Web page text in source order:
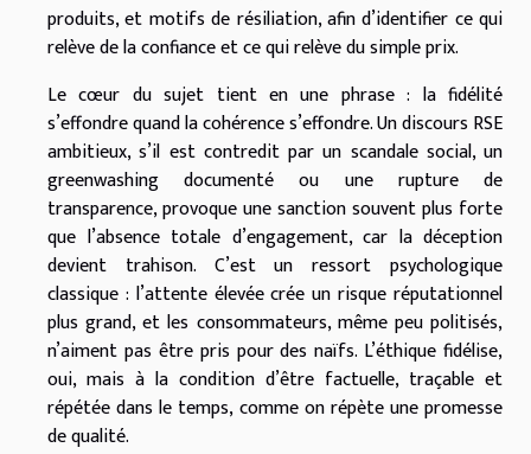
produits, et motifs de résiliation, afin d’identifier ce qui
relève de la confiance et ce qui relève du simple prix.
Le cœur du sujet tient en une phrase : la fidélité
s’effondre quand la cohérence s’effondre. Un discours RSE
ambitieux, s’il est contredit par un scandale social, un
greenwashing documenté ou une rupture de
transparence, provoque une sanction souvent plus forte
que l’absence totale d’engagement, car la déception
devient trahison. C’est un ressort psychologique
classique : l’attente élevée crée un risque réputationnel
plus grand, et les consommateurs, même peu politisés,
n’aiment pas être pris pour des naïfs. L’éthique fidélise,
oui, mais à la condition d’être factuelle, traçable et
répétée dans le temps, comme on répète une promesse
de qualité.